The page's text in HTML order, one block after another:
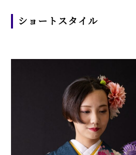
ショートスタイル